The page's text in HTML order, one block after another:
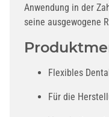
Anwendung in der
seine ausgewogene
Flexibles
Für die